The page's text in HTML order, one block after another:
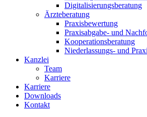
Digitalisierungsberatung
Ärzteberatung
Praxisbewertung
Praxisabgabe- und
Kooperationsberatung
Niederlassungs- und
Kanzlei
Team
Karriere
Karriere
Downloads
Kontakt